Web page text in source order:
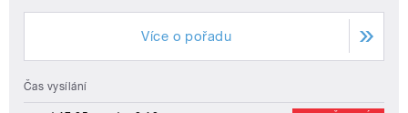
Více o pořadu
Čas vysílání